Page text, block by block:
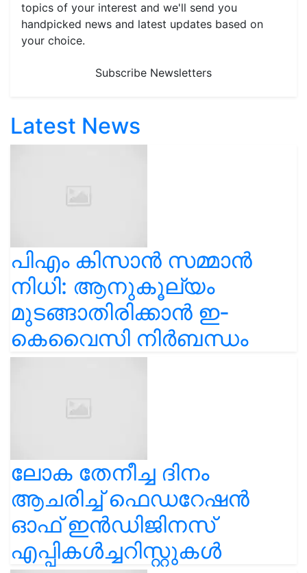
topics of your interest and we'll send you
handpicked news and latest updates based on
your choice.
Subscribe Newsletters
Latest News
പിഎം കിസാൻ സമ്മാൻ
നിധി: ആനുകൂല്യം
മുടങ്ങാതിരിക്കാൻ ഇ-
കെവൈസി നിർബന്ധം
ലോക തേനീച്ച ദിനം
ആചരിച്ച് ഫെഡറേഷൻ
ഓഫ് ഇൻഡിജിനസ്
എപ്പികൾച്ചറിസ്റ്റുകൾ